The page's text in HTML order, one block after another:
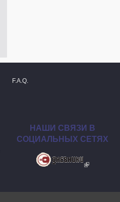
F.A.Q.
НАШИ СВЯЗИ В
СОЦИАЛЬНЫХ СЕТЯХ